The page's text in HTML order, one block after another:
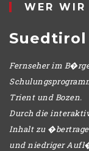
WER WIR
Suedtirol
Fernseher im
Trient und Bozen.
Durch die
Inhalt zu
und niedriger